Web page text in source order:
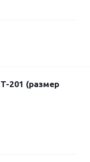
201 (размер